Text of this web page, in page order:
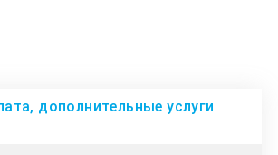
дополнительные услуги